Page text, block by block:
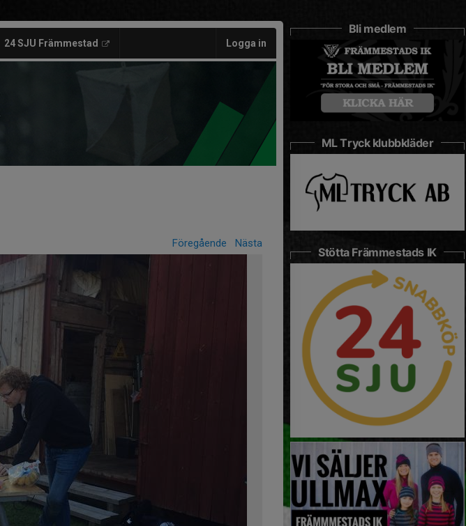
24 SJU Främmestad Logga in
Föregående Nästa
Bli medlem
ML Tryck klubbkläder
Stötta Främmestads IK